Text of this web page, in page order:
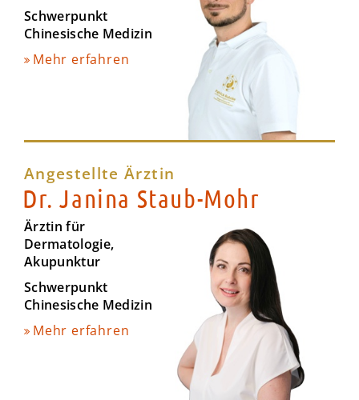
Schwerpunkt
Chinesische Medizin
Mehr erfahren
Angestellte Ärztin
Dr. Janina Staub-Mohr
Ärztin für
Dermatologie,
Akupunktur
Schwerpunkt
Chinesische Medizin
Mehr erfahren